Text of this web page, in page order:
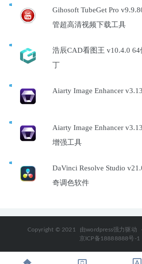
Gihosoft TubeGet Pro
管超高清视频下载工具
浩辰CAD看图王 v10.4.0
丁
Aiarty Image Enhancer
Aiarty Image Enhancer
增强工具
DaVinci Resolve Studio
奇调色软件
Copyright © 2021 由wordpress强力驱动
京ICP备18888888号-1